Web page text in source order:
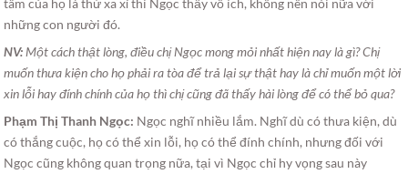
tâm của họ là thứ xa xỉ thì Ngọc thấy vô ích, không nên nói nữa với
những con người đó.
NV: Một cách thật lòng, điều chị Ngọc mong mỏi nhất hiện nay là gì? Chị
muốn thưa kiện cho họ phải ra tòa để trả lại sự thật hay là chỉ muốn một lời
xin lỗi hay đính chính của họ thì chị cũng đã thấy hài lòng để có thể bỏ qua?
Phạm Thị Thanh Ngọc: Ngọc nghĩ nhiều lắm. Nghĩ dù có thưa kiện, dù
có thắng cuộc, họ có thể xin lỗi, họ có thể đính chính, nhưng đối với
Ngọc cũng không quan trọng nữa, tại vì Ngọc chỉ hy vọng sau này